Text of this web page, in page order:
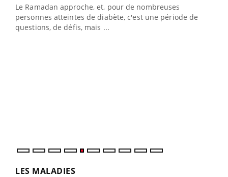
Le Ramadan approche, et, pour de nombreuses
personnes atteintes de diabète, c'est une période de
questions, de défis, mais ...
Un établissement lié à un groupe mutualiste innove en
matière de bilan de santé : l'utilisation d'un « jumeau
LES MALADIES